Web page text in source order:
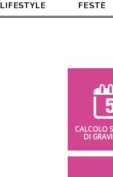
LIFESTYLE FESTE
CALCOLO
DI